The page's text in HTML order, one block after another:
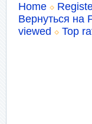
Home
Вернуться на
viewed
Top